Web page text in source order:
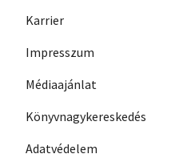
Karrier
Impresszum
Médiaajánlat
Könyvnagykereskedés
Adatvédelem